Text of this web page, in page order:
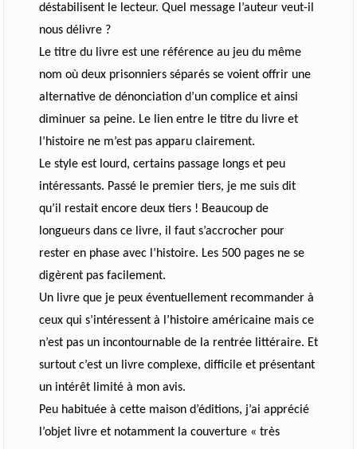
déstabilisent le lecteur. Quel message l’auteur veut-il
nous délivre ?
Le titre du livre est une référence au jeu du même
nom où deux prisonniers séparés se voient offrir une
alternative de dénonciation d’un complice et ainsi
diminuer sa peine. Le lien entre le titre du livre et
l’histoire ne m’est pas apparu clairement.
Le style est lourd, certains passage longs et peu
intéressants. Passé le premier tiers, je me suis dit
qu’il restait encore deux tiers ! Beaucoup de
longueurs dans ce livre, il faut s’accrocher pour
rester en phase avec l’histoire. Les 500 pages ne se
digèrent pas facilement.
Un livre que je peux éventuellement recommander à
ceux qui s’intéressent à l’histoire américaine mais ce
n’est pas un incontournable de la rentrée littéraire. Et
surtout c’est un livre complexe, difficile et présentant
un intérêt limité à mon avis.
Peu habituée à cette maison d’éditions, j’ai apprécié
l’objet livre et notamment la couverture « très